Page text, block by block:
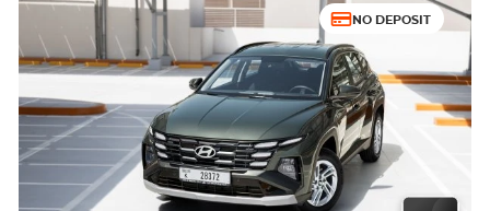
NO DEPOSIT